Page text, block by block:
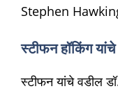
Stephen
स्टीफन हॉकिंग यांचे
स्टीफन यांचे वडील